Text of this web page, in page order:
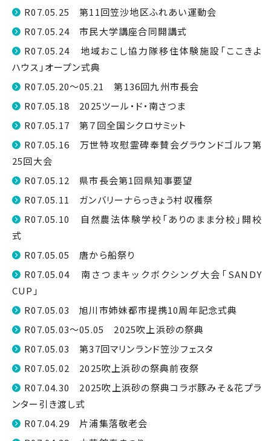
R07.05.25 第11回笠沙地区ふれあい運動会
R07.05.24 市民大学講座合同開講式
R07.05.24 地域おこし協力隊移住体験施設「ここきよ
ハウス」オープン式典
R07.05.20～05.21 第136回九州市長会
R07.05.18 2025ツール・ド・南さつま
R07.05.17 第７回全国シクロサミット
R07.05.16 万世特攻慰霊碑奉賛会グラウンドゴルフ第
25回大会
R07.05.12 県市長会第1回県知事要望
R07.05.11 ガンバリーナらっきょう村収穫祭
R07.05.10 自然農法体験学校「ありのまま分校」開校
式
R07.05.05 唐から船祭り
R07.05.04 南さつまキックボクシング大会「SANDY
CUP」
R07.05.03 旭川市姉妹都市提携10周年記念式典
R07.05.03～05.05 2025吹上浜砂の祭典
R07.05.03 第37回マリンランド笠沙フェスタ
R07.05.02 2025吹上浜砂の祭典前夜祭
R07.04.30 2025吹上浜砂の祭典コラボ豚みそ＆花プラ
ンター引き渡し式
R07.04.29 片浦集落敬老会